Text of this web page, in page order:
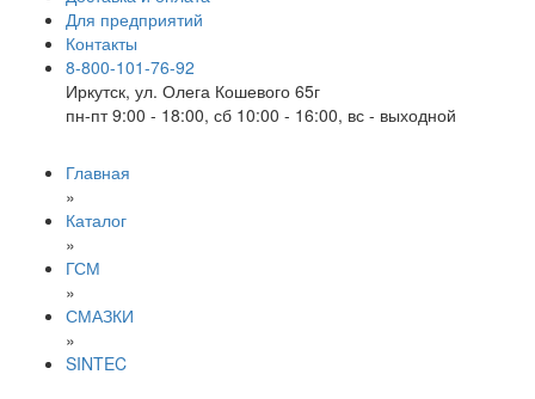
Для предприятий
Контакты
8-800-101-76-92
Иркутск, ул. Олега Кошевого 65г
пн-пт 9:00 - 18:00, сб 10:00 - 16:00, вс - выходной
Главная
»
Каталог
»
ГСМ
»
СМАЗКИ
»
SINTEC